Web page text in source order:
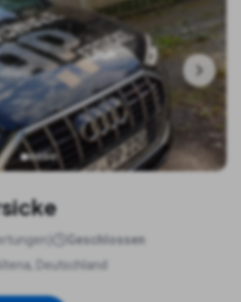
Geschlossen
Deutschland